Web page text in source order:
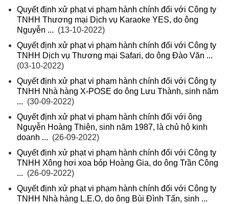
Quyết định xử phạt vi phạm hành chính đối với Công ty
TNHH Thương mại Dịch vụ Karaoke YES, do ông
Nguyễn ... (13-10-2022)
Quyết định xử phạt vi phạm hành chính đối với Công ty
TNHH Dịch vụ Thương mại Safari, do ông Đào Văn ...
(03-10-2022)
Quyết định xử phạt vi phạm hành chính đối với Công ty
TNHH Nhà hàng X-POSE do ông Lưu Thành, sinh năm
... (30-09-2022)
Quyết định xử phạt vi phạm hành chính đối với ông
Nguyễn Hoàng Thiện, sinh năm 1987, là chủ hộ kinh
doanh ... (26-09-2022)
Quyết định xử phạt vi phạm hành chính đối với Công ty
TNHH Xông hơi xoa bóp Hoàng Gia, do ông Trần Công
... (26-09-2022)
Quyết định xử phạt vi phạm hành chính đối với Công ty
TNHH Nhà hàng L.E.O, do ông Bùi Đình Tấn, sinh ...